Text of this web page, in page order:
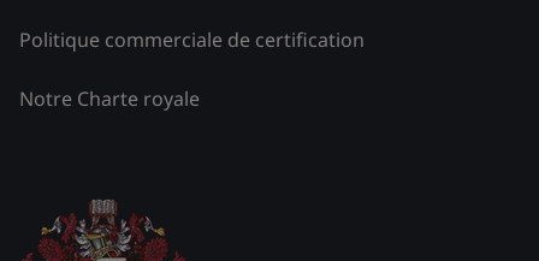
Politique commerciale de certification
Notre Charte royale